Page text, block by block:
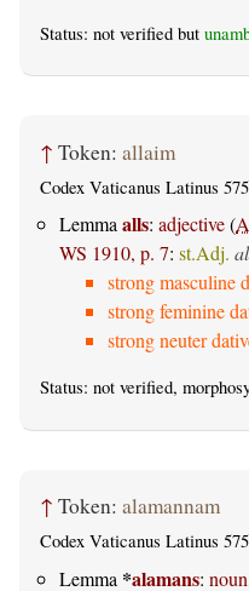
Status: not verified but
↑ Token: allaim
Codex Vaticanus Latinus
Lemmaalls: adjective(
WS 1910, p. 7: st.Adj.
strong masculine
strong feminine
strong neuter
Status: not verified,
↑ Token: alamannam
Codex Vaticanus Latinus
Lemma *alamans: